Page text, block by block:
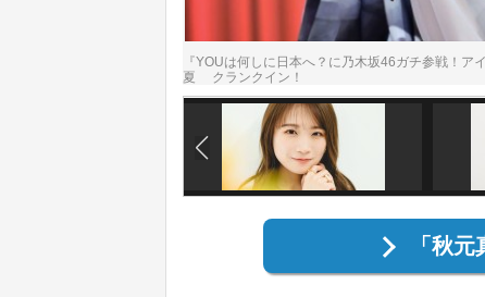
『YOUは何しに日本へ？に乃木坂46ガチ参戦！
夏 クランクイン！
「秋